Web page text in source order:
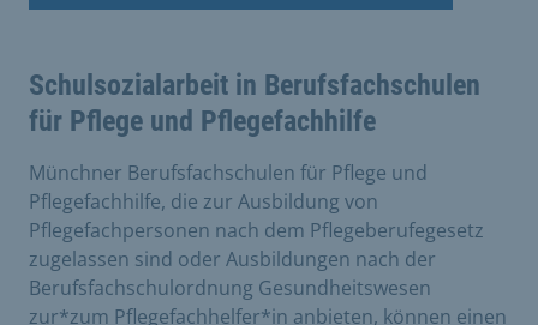
Schulsozialarbeit in Berufsfachschulen
für Pflege und Pflegefachhilfe
Münchner Berufsfachschulen für Pflege und
Pflegefachhilfe, die zur Ausbildung von
Pflegefachpersonen nach dem Pflegeberufegesetz
zugelassen sind oder Ausbildungen nach der
Berufsfachschulordnung Gesundheitswesen
zur*zum Pflegefachhelfer*in anbieten, können einen